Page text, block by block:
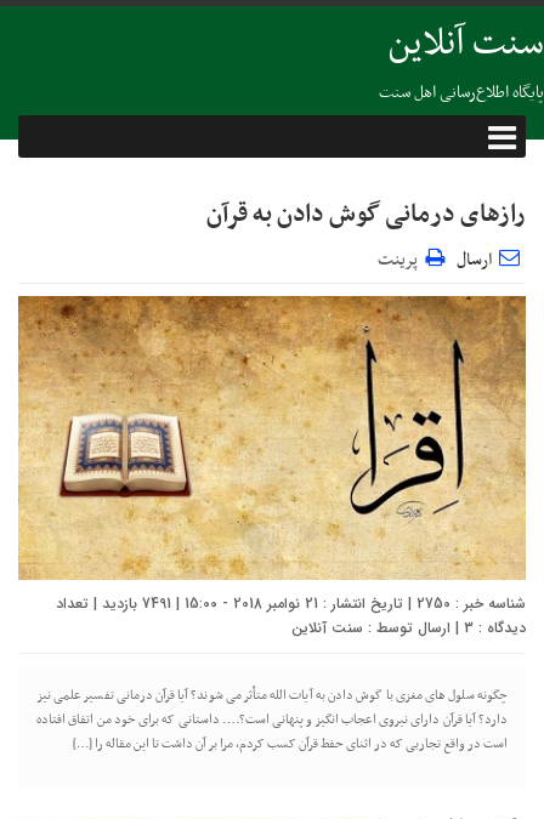
سنت آنلاین
پایگاه اطلاع‌رسانی اهل سنت
رازهای درمانی گوش دادن به قرآن
ارسال پرینت
شناسه خبر : 2750 | تاریخ انتشار : 21 نوامبر 2018 - 15:00 | 7491 بازدید | تعداد
دیدگاه : 3 | ارسال توسط : سنت آنلاین
چگونه سلول های مغزی با گوش دادن به آیات الله متأثر می شوند؟ آیا قرآن درمانی تفسیر علمی نیز
دارد؟ آیا قرآن دارای نیروی اعجاب انگیز و پنهانی است؟…. داستانی که برای خود من اتفاق افتاده
است در واقع تجاربی که در اثنای حفط قرآن کسب کردم، مرا بر آن داشت تا این مقاله را […]